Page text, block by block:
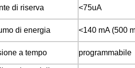
di riserva <75uA
di energia <140 mA (500
a tempo programmabile